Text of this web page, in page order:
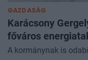
GAZDASÁG
Karácsony
főváros
A kormánynak is